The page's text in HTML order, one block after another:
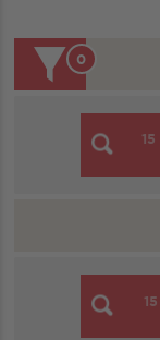
0
15
15